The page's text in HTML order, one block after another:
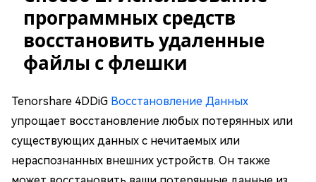
программных средств
восстановить удаленные
файлы с флешки
Tenorshare 4DDiG Восстановление Данных
упрощает восстановление любых потерянных или
существующих данных с нечитаемых или
нераспознанных внешних устройств. Он также